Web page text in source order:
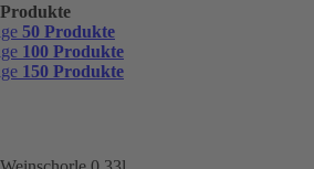
50 Produkte
100 Produkte
150 Produkte